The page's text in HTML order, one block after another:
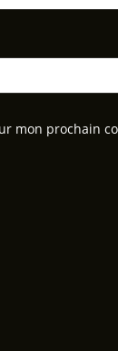
mon prochain